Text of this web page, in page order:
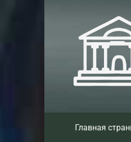
Главная